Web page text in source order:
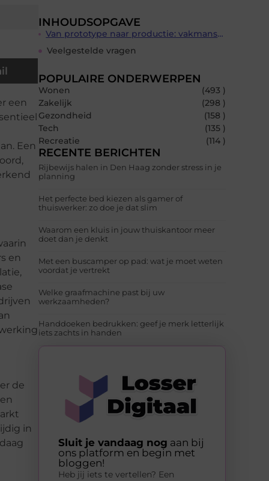
een
Een
en
de
in
INHOUDSOPGAVE
Van prototype naar productie: vakmanschap in de praktijk
Veelgestelde vragen
POPULAIRE ONDERWERPEN
Wonen
(493 )
Zakelijk
(298 )
Gezondheid
(158 )
Tech
(135 )
Recreatie
(114 )
RECENTE BERICHTEN
Rijbewijs halen in Den Haag zonder stress in je
planning
Het perfecte bed kiezen als gamer of
thuiswerker: zo doe je dat slim
Waarom een kluis in jouw thuiskantoor meer
doet dan je denkt
Met een buscamper op pad: wat je moet weten
voordat je vertrekt
Welke graafmachine past bij uw
werkzaamheden?
Handdoeken bedrukken: geef je merk letterlijk
iets zachts in handen
Sluit je vandaag nog aan bij
ons platform en begin met
bloggen!
Heb jij iets te vertellen? Een